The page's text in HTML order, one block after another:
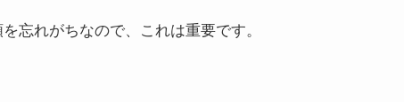
忘れがちなので、これは重要です。